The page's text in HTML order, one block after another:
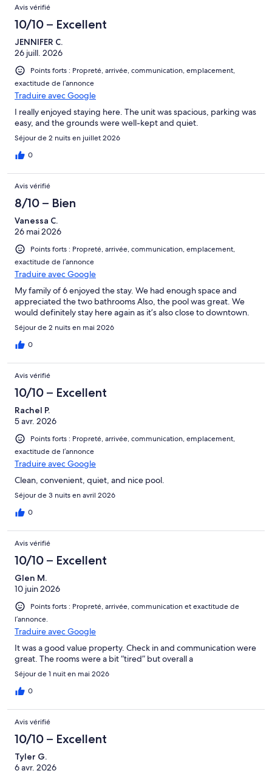
Avis vérifié
10/10 – Excellent
JENNIFER C.
26 juill. 2026
Points forts : Propreté, arrivée, communication, emplacement,
exactitude de l’annonce
Traduire avec Google
I really enjoyed staying here. The unit was spacious, parking was
easy, and the grounds were well-kept and quiet.
Séjour de 2 nuits en juillet 2026
0
Avis vérifié
8/10 – Bien
Vanessa C.
26 mai 2026
Points forts : Propreté, arrivée, communication, emplacement,
exactitude de l’annonce
Traduire avec Google
My family of 6 enjoyed the stay. We had enough space and
appreciated the two bathrooms Also, the pool was great. We
would definitely stay here again as it’s also close to downtown.
Séjour de 2 nuits en mai 2026
0
Avis vérifié
10/10 – Excellent
Rachel P.
5 avr. 2026
Points forts : Propreté, arrivée, communication, emplacement,
exactitude de l’annonce
Traduire avec Google
Clean, convenient, quiet, and nice pool.
Séjour de 3 nuits en avril 2026
0
Avis vérifié
10/10 – Excellent
Glen M.
10 juin 2026
Points forts : Propreté, arrivée, communication et exactitude de
l’annonce.
Traduire avec Google
It was a good value property. Check in and communication were
great. The rooms were a bit “tired” but overall a
Séjour de 1 nuit en mai 2026
0
Avis vérifié
10/10 – Excellent
Tyler G.
6 avr. 2026